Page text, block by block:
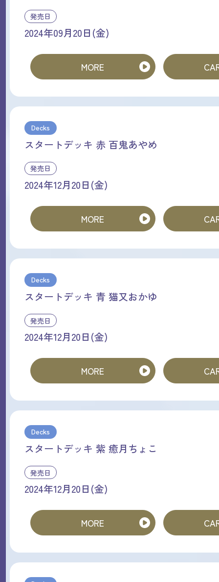
発売日
2024年09月20日(金)
MORE
Decks
スタートデッキ 赤 百鬼あやめ
発売日
2024年12月20日(金)
MORE
Decks
スタートデッキ 青 猫又おかゆ
発売日
2024年12月20日(金)
MORE
Decks
スタートデッキ 紫 癒月ちょこ
発売日
2024年12月20日(金)
MORE